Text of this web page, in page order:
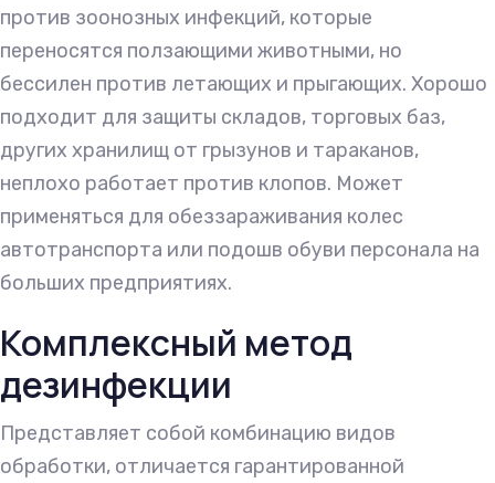
против зоонозных инфекций, которые
переносятся ползающими животными, но
бессилен против летающих и прыгающих. Хорошо
подходит для защиты складов, торговых баз,
других хранилищ от грызунов и тараканов,
неплохо работает против клопов. Может
применяться для обеззараживания колес
автотранспорта или подошв обуви персонала на
больших предприятиях.
Комплексный метод
дезинфекции
Представляет собой комбинацию видов
обработки, отличается гарантированной